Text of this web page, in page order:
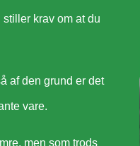
krav om at du
af den grund er det
vare.
men som trods